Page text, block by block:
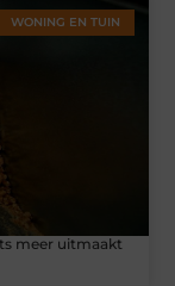
WONING EN TUIN
meer uitmaakt